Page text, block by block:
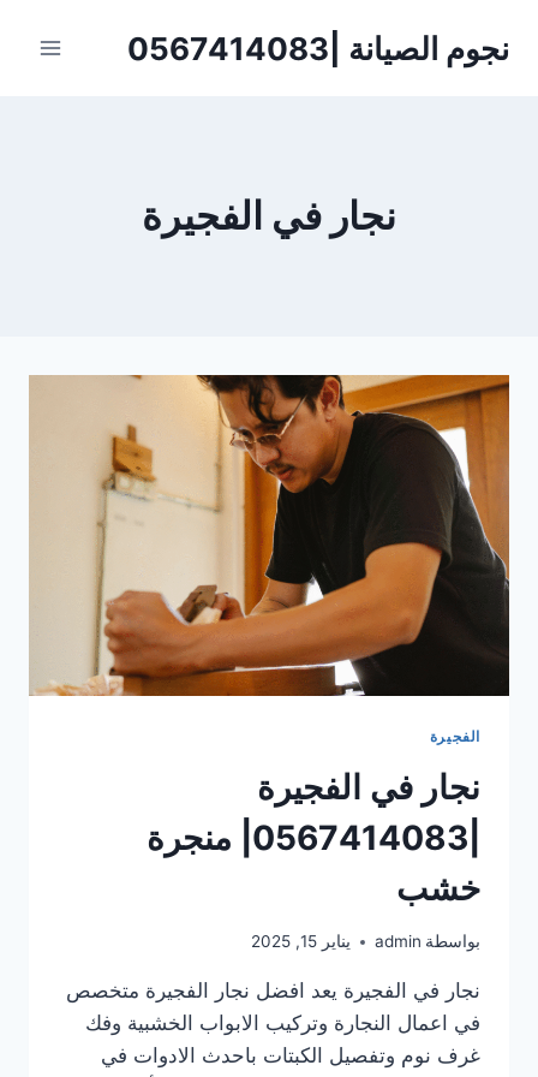
نجوم الصيانة |0567414083
نجار في الفجيرة
الفجيرة
نجار في الفجيرة
|0567414083| منجرة
خشب
بواسطة admin يناير 15, 2025
نجار في الفجيرة يعد افضل نجار الفجيرة متخصص
في اعمال النجارة وتركيب الابواب الخشبية وفك
غرف نوم وتفصيل الكبتات باحدث الادوات في